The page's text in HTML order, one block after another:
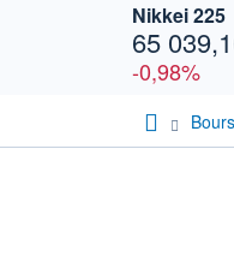
Nikkei 225
65
-0,98%